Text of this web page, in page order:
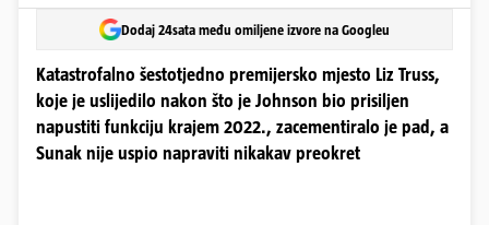
Dodaj 24sata među omiljene izvore na Googleu
Katastrofalno šestotjedno premijersko mjesto Liz Truss,
koje je uslijedilo nakon što je Johnson bio prisiljen
napustiti funkciju krajem 2022., zacementiralo je pad, a
Sunak nije uspio napraviti nikakav preokret